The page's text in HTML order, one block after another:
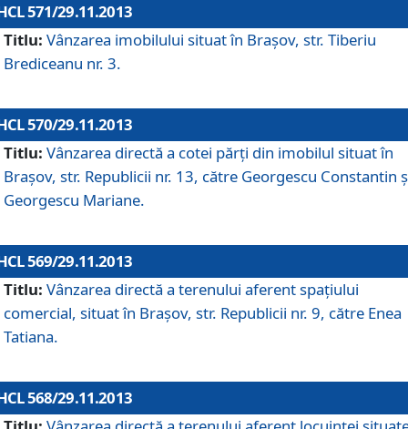
571/29.11.2013
Titlu: Vânzarea imobilului situat în Braşov, str. Tiberiu
Brediceanu nr. 3.
570/29.11.2013
Titlu: Vânzarea directă a cotei părţi din imobilul situat în
Braşov, str. Republicii nr. 13, către Georgescu Constantin
Georgescu Mariane.
569/29.11.2013
Titlu: Vânzarea directă a terenului aferent spaţiului
comercial, situat în Braşov, str. Republicii nr. 9, către Enea
Tatiana.
568/29.11.2013